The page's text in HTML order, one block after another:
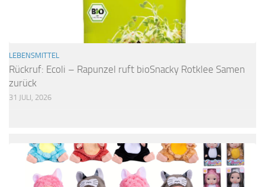
LEBENSMITTEL
Rückruf: Ecoli – Rapunzel ruft bioSnacky Rotklee Samen
zurück
31 JULI, 2026